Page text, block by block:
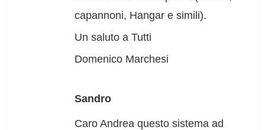
capannoni, Hangar e simili).
Un saluto a Tutti
Domenico Marchesi
Sandro
Caro Andrea questo sistema ad